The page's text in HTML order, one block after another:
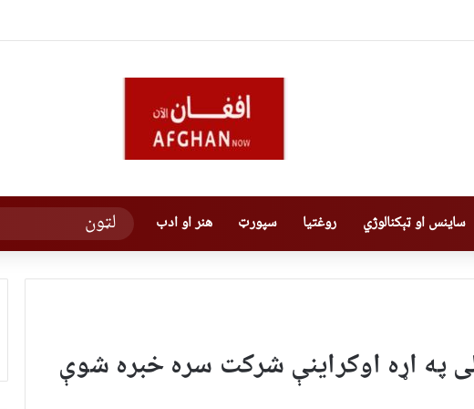
ساینس او ټېکنالوژي روغتیا سپورټ هنر او ادب
په اړه اوکراینې شرکت سره خبره شوې